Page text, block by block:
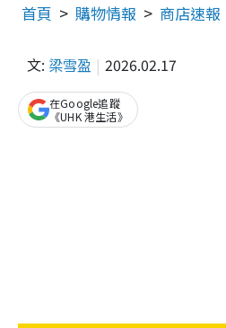
首頁 購物情報 商店速報
文: 梁雪盈 2026.02.17
在Google追蹤
《UHK 港生活》